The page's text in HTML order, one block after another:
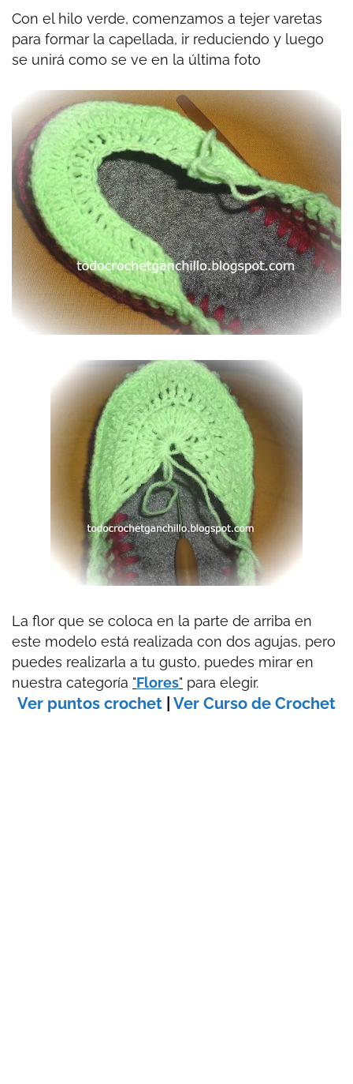
Con el hilo verde, comenzamos a tejer varetas
para formar la capellada, ir reduciendo y luego
se unirá como se ve en la última foto
La flor que se coloca en la parte de arriba en
este modelo está realizada con dos agujas, pero
puedes realizarla a tu gusto, puedes mirar en
nuestra categoría "Flores" para elegir.
Ver puntos crochet Ver Curso de Crochet